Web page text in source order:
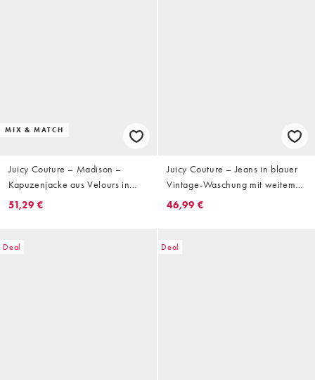
MIX & MATCH
Juicy Couture – Madison –
Kapuzenjacke aus Velours in
Babyblau mit Reißverschluss,
51,29 €
Juicy Couture – Jeans in blauer
Vintage-Waschung mit weitem
Bein, mittelhohem Bund und
46,99 €
Deal Deal